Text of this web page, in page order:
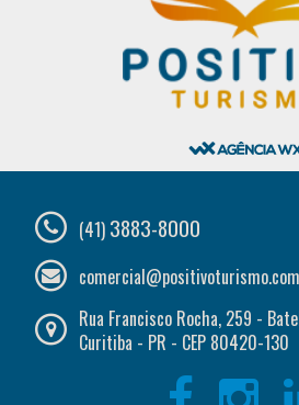
(41) 3883-8000
Rua Francisco Rocha, 259 -
Curitiba - PR - CEP 80420-130